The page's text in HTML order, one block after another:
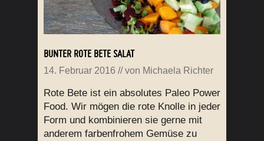
BUNTER ROTE BETE SALAT
14. Februar 2016 // von Michaela Richter
Rote Bete ist ein absolutes Paleo Power
Food. Wir mögen die rote Knolle in jeder
Form und kombinieren sie gerne mit
anderem farbenfrohem Gemüse zu